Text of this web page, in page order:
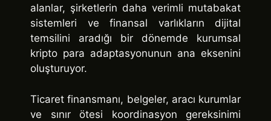
alanlar, şirketlerin daha verimli mutabakat
sistemleri ve finansal varlıkların dijital
temsilini aradığı bir dönemde kurumsal
kripto para adaptasyonunun ana eksenini
oluşturuyor.
Ticaret finansmanı, belgeler, aracı kurumlar
ve sınır ötesi koordinasyon gereksinimi